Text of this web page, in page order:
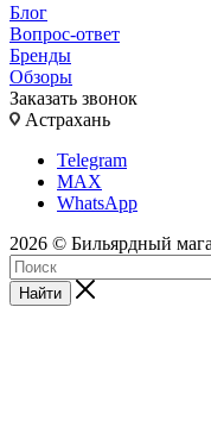
Блог
Вопрос-ответ
Бренды
Обзоры
Заказать звонок
Астрахань
Telegram
MAX
WhatsApp
2026 © Бильярдный
Найти